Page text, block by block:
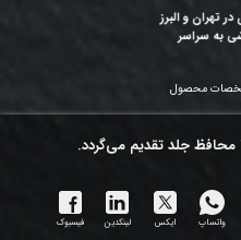
تهران و البرز
به سراسر
محصول
محافظ جلد تقدیم می‌گردد.
واتساپ ایکس لینکدین فیسبوک